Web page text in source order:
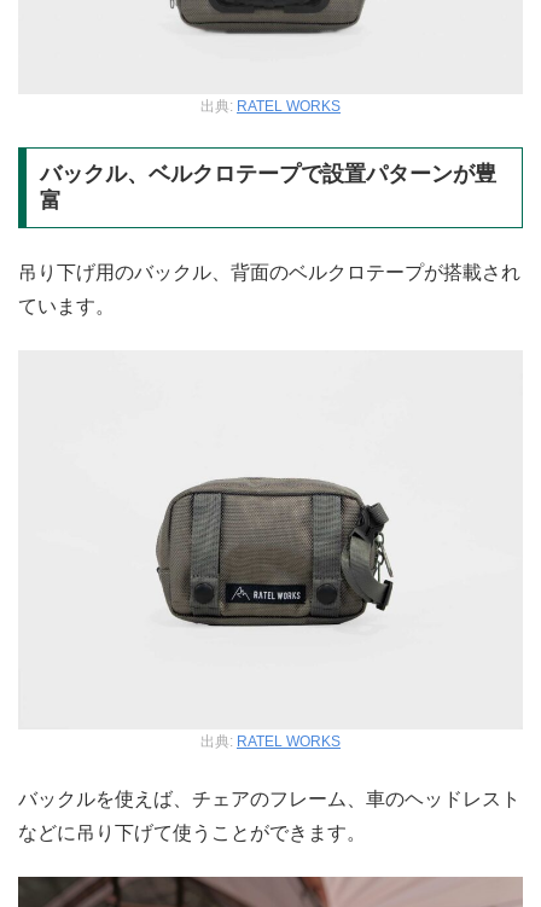
出典: RATEL WORKS
バックル、ベルクロテープで設置パターンが豊
富
吊り下げ用のバックル、背面のベルクロテープが搭載され
ています。
出典: RATEL WORKS
バックルを使えば、チェアのフレーム、車のヘッドレスト
などに吊り下げて使うことができます。